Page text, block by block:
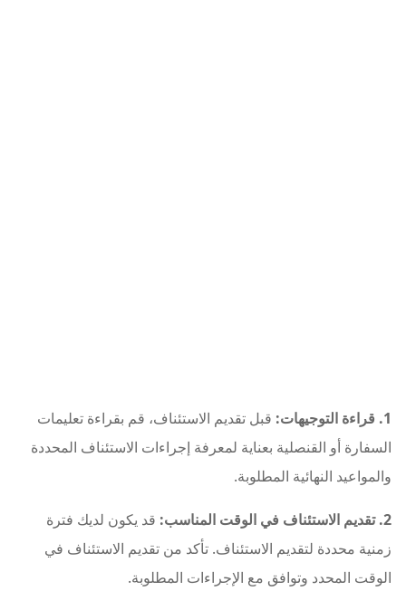
1. قراءة التوجيهات:
قبل تقديم الاستئناف، قم بقراءة تعليمات
السفارة أو القنصلية بعناية لمعرفة إجراءات الاستئناف المحددة
والمواعيد النهائية المطلوبة.
2. تقديم الاستئناف في الوقت المناسب:
قد يكون لديك فترة
زمنية محددة لتقديم الاستئناف. تأكد من تقديم الاستئناف في
الوقت المحدد وتوافق مع الإجراءات المطلوبة.